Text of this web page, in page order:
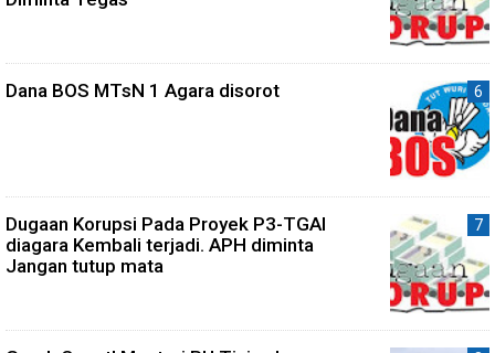
Dana BOS MTsN 1 Agara disorot
Dugaan Korupsi Pada Proyek P3-TGAI
diagara Kembali terjadi. APH diminta
Jangan tutup mata